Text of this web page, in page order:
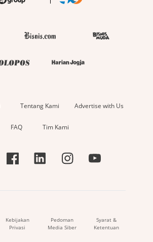
Tentang Kami Advertise with Us
FAQ Tim Kami
Kebijakan
Privasi
Pedoman
Media Siber
Syarat &
Ketentuan